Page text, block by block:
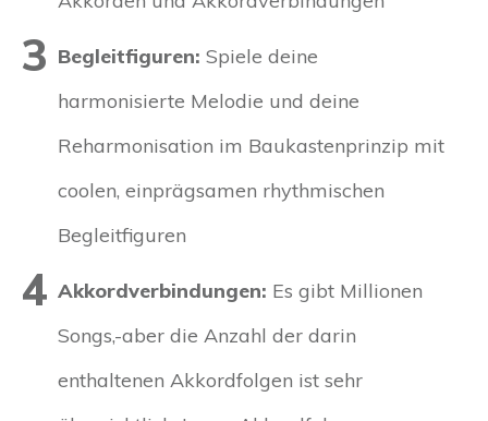
3 Begleitfiguren: Spiele deine
harmonisierte Melodie und deine
Reharmonisation im Baukastenprinzip mit
coolen, einprägsamen rhythmischen
Begleitfiguren
4 Akkordverbindungen: Es gibt Millionen
Songs,-aber die Anzahl der darin
enthaltenen Akkordfolgen ist sehr